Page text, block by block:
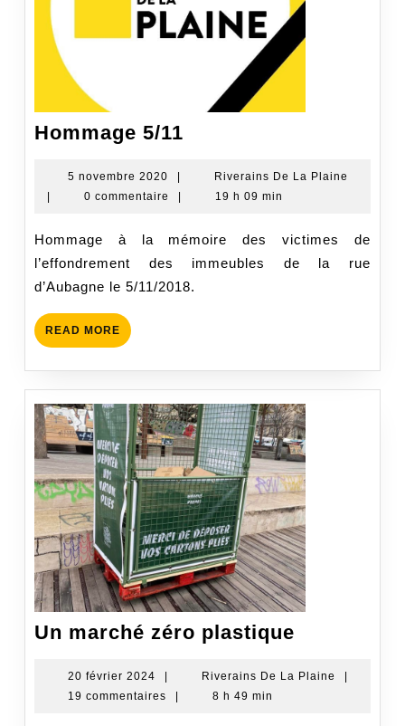
Hommage 5/11
5 novembre 2020
5
novembre
Riverains De La Plaine
Plaine
0 commentaire 19 h 09 min
Hommage à la mémoire des victimes de
l’effondrement des immeubles de la rue
d’Aubagne le 5/11/2018.
READ MORE READ
MORE
Un marché zéro plastique
zéro
20 février 2024
20
février
| Riverains De La Plaine
Riverains
|
19 commentaires
| 8 h 49 min